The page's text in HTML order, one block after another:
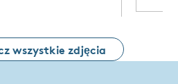
wszystkie zdjęcia